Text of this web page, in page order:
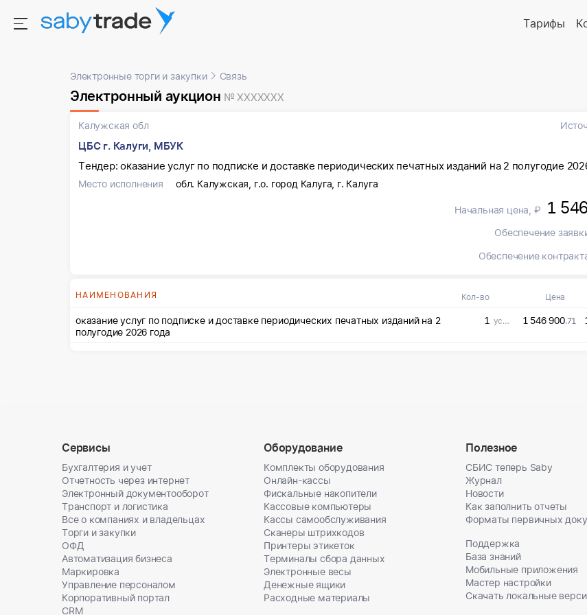
Тарифы
Электронные торги и закупки Связь
Электронный аукцион № XXXXXXX
Калужская обл
ЦБС г. Калуги, МБУК
Тендер: оказание услуг по подписке и доставке периодических печатных изданий на 2 полугодие
Место исполнения обл. Калужская, г.о. город Калуга, г. Калуга
Начальная цена, ₽ 1
Обеспечение
Обеспечение
НАИМЕНОВАНИЯ Кол-во Цена
оказание услуг по подписке и доставке периодических печатных изданий на 2
полугодие 2026 года
1 усл. ед 1 546 900.71
Сервисы
Бухгалтерия и учет
Отчетность через интернет
Электронный документооборот
Транспорт и логистика
Все о компаниях и владельцах
Торги и закупки
ОФД
Автоматизация бизнеса
Маркировка
Управление персоналом
Корпоративный портал
CRM
Оборудование
Комплекты оборудования
Онлайн-кассы
Фискальные накопители
Кассовые компьютеры
Кассы самообслуживания
Сканеры штрихкодов
Принтеры этикеток
Терминалы сбора данных
Электронные весы
Денежные ящики
Расходные материалы
Полезное
СБИС теперь Saby
Журнал
Новости
Как заполнить отчеты
Форматы первичных
Поддержка
База знаний
Мобильные приложения
Мастер настройки
Скачать локальные